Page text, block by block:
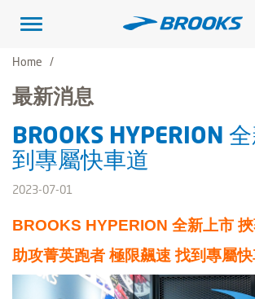
Toggle
Home
最新消息
BROOKS HYPERION
到專屬快車道
2023-07-01
BROOKS HYPERION 全新上市
助攻菁英跑者 極限飆速 找到專屬